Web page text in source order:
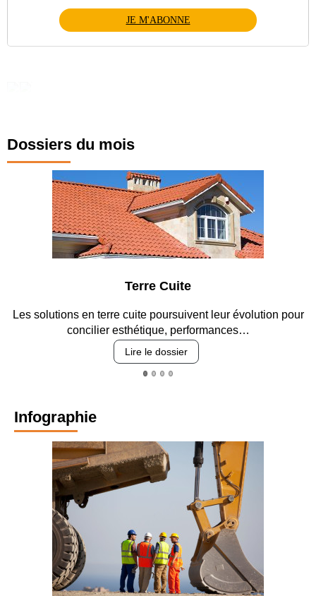
JE M'ABONNE
Dossiers du mois
Terre Cuite
Les solutions en terre cuite poursuivent leur évolution pour
concilier esthétique, performances…
Lire le dossier
Infographie